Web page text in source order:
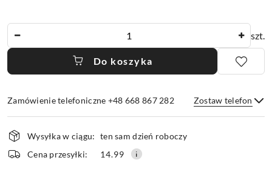
szt.
Do koszyka
Zamówienie telefoniczne +48 668 867 282 Zostaw telefon
Wyślij
Dostępność
i
dostawa
Wysyłka w ciągu: ten sam dzień roboczy
Cena przesyłki:
14.99